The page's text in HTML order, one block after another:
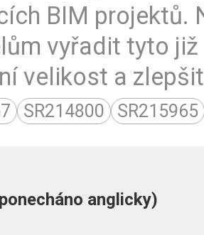
BIM projektů.
vyřadit tyto
velikost a
SR214800 SR215965
anglicky)